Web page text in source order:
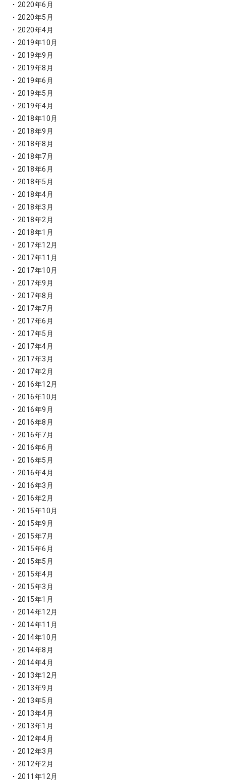
2020年6月
2020年5月
2020年4月
2019年10月
2019年9月
2019年8月
2019年6月
2019年5月
2019年4月
2018年10月
2018年9月
2018年8月
2018年7月
2018年6月
2018年5月
2018年4月
2018年3月
2018年2月
2018年1月
2017年12月
2017年11月
2017年10月
2017年9月
2017年8月
2017年7月
2017年6月
2017年5月
2017年4月
2017年3月
2017年2月
2016年12月
2016年10月
2016年9月
2016年8月
2016年7月
2016年6月
2016年5月
2016年4月
2016年3月
2016年2月
2015年10月
2015年9月
2015年7月
2015年6月
2015年5月
2015年4月
2015年3月
2015年1月
2014年12月
2014年11月
2014年10月
2014年8月
2014年4月
2013年12月
2013年9月
2013年5月
2013年4月
2013年1月
2012年4月
2012年3月
2012年2月
2011年12月